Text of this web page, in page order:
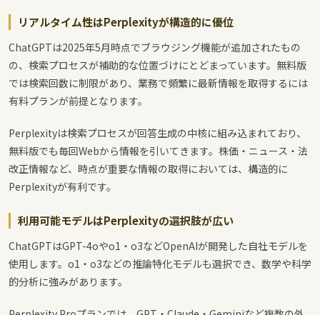
リアルタイム性はPerplexityが構造的に優位
ChatGPTは2025年5月時点でブラウジング機能が追加されたもの
の、検索プロセスが補助的な位置づけにとどまっています。無料版
では検索回数に制限があり、業務で頻繁に最新情報を取得するには
有料プランが前提となります。
Perplexityは検索プロセスが回答生成の中核に組み込まれており、
無料版でも毎回Webから情報を引いてきます。株価・ニュース・法
改正情報など、時点が重要な情報の取得においては、構造的に
Perplexityが有利です。
利用可能モデルはPerplexityの選択肢が広い
ChatGPTはGPT-4oやo1・o3などOpenAIが開発した自社モデルを
使用します。o1・o3などの推論特化モデルも選択でき、数学や科学
的分析に強みがあります。